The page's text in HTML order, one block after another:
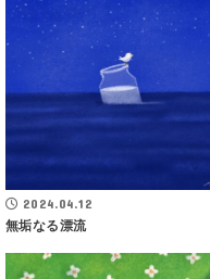
2024.04.12
無垢なる漂流